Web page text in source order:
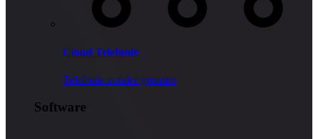
Cloud Telefonie
Telefonie zonder grenzen
Software